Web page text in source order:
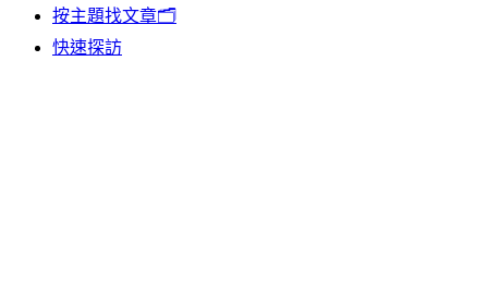
按主題找文章🗂️
快速探訪